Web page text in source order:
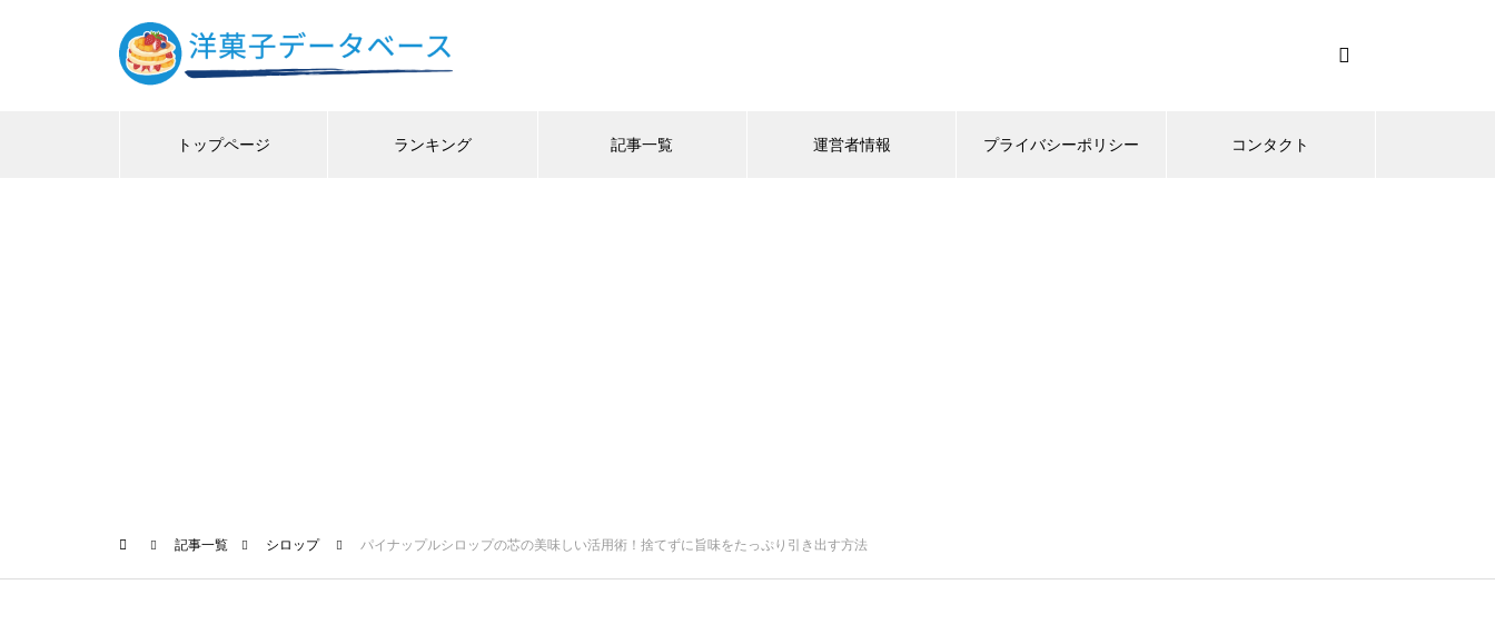
トップページ ランキング 記事一覧 運営者情報 プライバシーポリシー コンタクト
記事一覧 シロップ パイナップルシロップの芯の美味しい活用術！捨てずに旨味をたっぷり引き出す方法